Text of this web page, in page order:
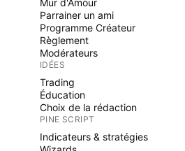
Mur d'Amour
Parrainer un ami
Programme Créateur
Règlement
Modérateurs
IDÉES
Trading
Éducation
Choix de la rédaction
PINE SCRIPT
Indicateurs & stratégies